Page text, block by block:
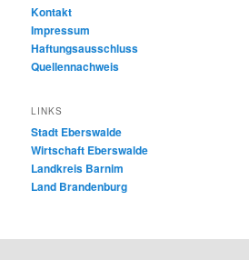
Kontakt
Impressum
Haftungsausschluss
Quellennachweis
LINKS
Stadt Eberswalde
Wirtschaft Eberswalde
Landkreis Barnim
Land Brandenburg